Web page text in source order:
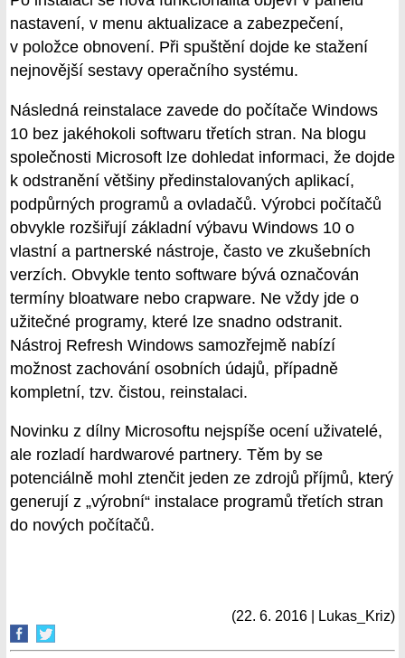
nastavení, v menu aktualizace a zabezpečení,
v položce obnovení. Při spuštění dojde ke stažení
nejnovější sestavy operačního systému.
Následná reinstalace zavede do počítače Windows
10 bez jakéhokoli softwaru třetích stran. Na blogu
společnosti Microsoft lze dohledat informaci, že dojde
k odstranění většiny předinstalovaných aplikací,
podpůrných programů a ovladačů. Výrobci počítačů
obvykle rozšiřují základní výbavu Windows 10 o
vlastní a partnerské nástroje, často ve zkušebních
verzích. Obvykle tento software bývá označován
termíny bloatware nebo crapware. Ne vždy jde o
užitečné programy, které lze snadno odstranit.
Nástroj Refresh Windows samozřejmě nabízí
možnost zachování osobních údajů, případně
kompletní, tzv. čistou, reinstalaci.
Novinku z dílny Microsoftu nejspíše ocení uživatelé,
ale rozladí hardwarové partnery. Těm by se
potenciálně mohl ztenčit jeden ze zdrojů příjmů, který
generují z „výrobní“ instalace programů třetích stran
do nových počítačů.
(22. 6. 2016 | Lukas_Kriz)